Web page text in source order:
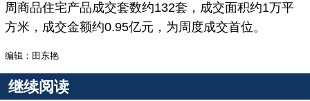
周商品住宅产品成交套数约132套，成交面积约1万平
方米，成交金额约0.95亿元，为周度成交首位。
编辑：田东艳
继续阅读